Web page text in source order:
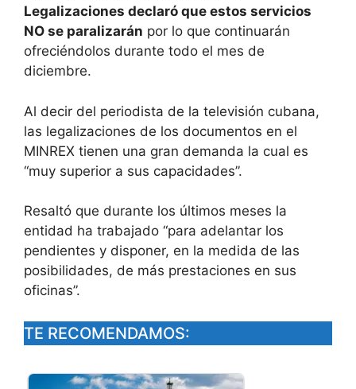
Legalizaciones declaró que estos servicios
NO se paralizarán por lo que continuarán
ofreciéndolos durante todo el mes de
diciembre.
Al decir del periodista de la televisión cubana,
las legalizaciones de los documentos en el
MINREX tienen una gran demanda la cual es
“muy superior a sus capacidades”.
Resaltó que durante los últimos meses la
entidad ha trabajado “para adelantar los
pendientes y disponer, en la medida de las
posibilidades, de más prestaciones en sus
oficinas”.
TE RECOMENDAMOS: